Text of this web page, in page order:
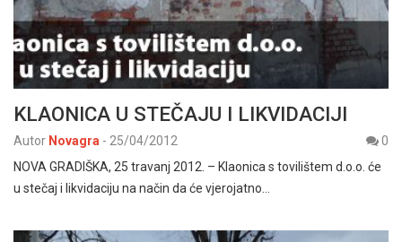
KLAONICA U STEČAJU I LIKVIDACIJI
Autor Novagra - 25/04/2012
0
NOVA GRADIŠKA, 25 travanj 2012. – Klaonica s tovilištem d.o.o. će
u stečaj i likvidaciju na način da će vjerojatno…